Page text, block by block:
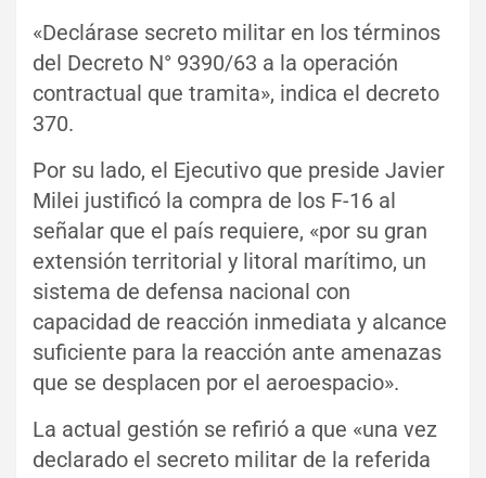
«Declárase secreto militar en los términos
del Decreto N° 9390/63 a la operación
contractual que tramita», indica el decreto
370.
Por su lado, el Ejecutivo que preside Javier
Milei justificó la compra de los F-16 al
señalar que el país requiere, «por su gran
extensión territorial y litoral marítimo, un
sistema de defensa nacional con
capacidad de reacción inmediata y alcance
suficiente para la reacción ante amenazas
que se desplacen por el aeroespacio».
La actual gestión se refirió a que «una vez
declarado el secreto militar de la referida